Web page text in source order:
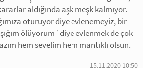
aldığında aşk meşk kalmıyor.
oturuyor diye evlenemeyiz, bir
ölüyorum ‘ diye evlenmek de çok
hem sevelim hem mantıklı olsun.
15.11.2020 10:50